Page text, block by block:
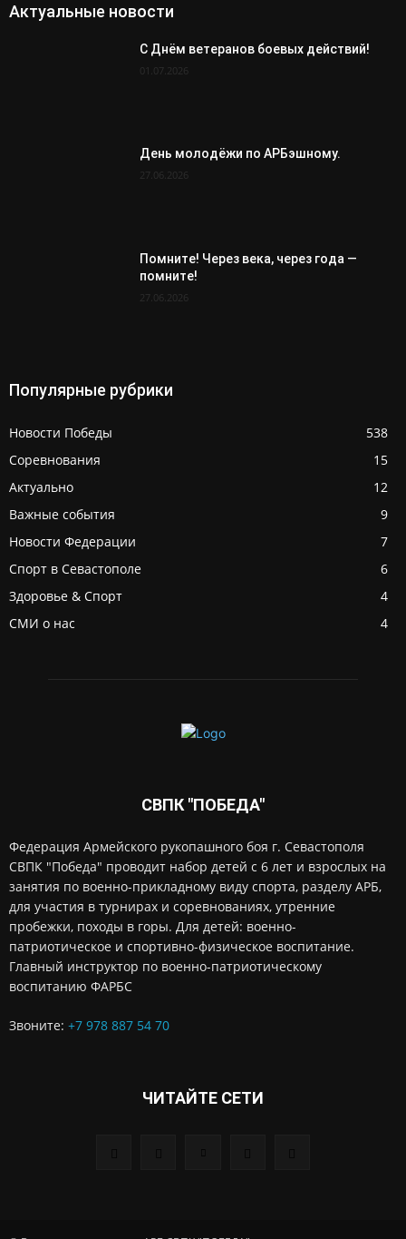
Актуальные новости
С Днём ветеранов боевых действий!
01.07.2026
День молодёжи по АРБэшному.
27.06.2026
Помните! Через века, через года —
помните!
27.06.2026
Популярные рубрики
Новости Победы
538
Соревнования
15
Актуально
12
Важные события
9
Новости Федерации
7
Спорт в Севастополе
6
Здоровье & Спорт
4
СМИ о нас
4
СВПК "ПОБЕДА"
Федерация Армейского рукопашного боя г. Севастополя
СВПК "Победа" проводит набор детей с 6 лет и взрослых на
занятия по военно-прикладному виду спорта, разделу АРБ,
для участия в турнирах и соревнованиях, утренние
пробежки, походы в горы. Для детей: военно-
патриотическое и спортивно-физическое воспитание.
Главный инструктор по военно-патриотическому
воспитанию ФАРБС
Звоните: +7 978 887 54 70
ЧИТАЙТЕ СЕТИ